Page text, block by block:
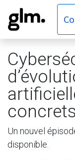
Un nouvel
disponible.